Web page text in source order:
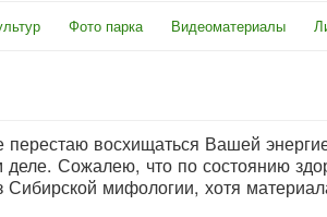
Фото парка Видеоматериалы
перестаю восхищаться Вашей
деле. Сожалею, что по состоянию
Сибирской мифологии, хотя